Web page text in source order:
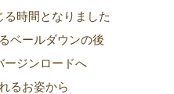
時間となりました
ベールダウンの後
ージンロードへ
るお姿から